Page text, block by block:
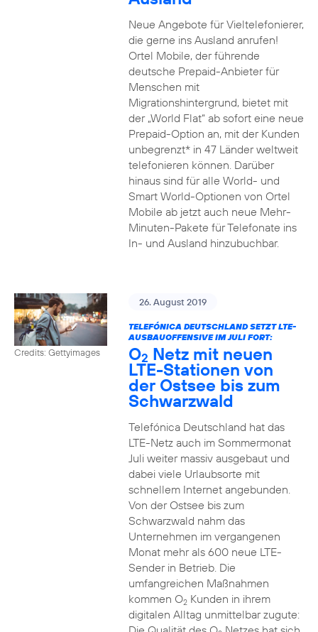
Neue Angebote für Vieltelefonierer,
die gerne ins Ausland anrufen!
Ortel Mobile, der führende
deutsche Prepaid-Anbieter für
Menschen mit
Migrationshintergrund, bietet mit
der „World Flat“ ab sofort eine neue
Prepaid-Option an, mit der Kunden
unbegrenzt* in 47 Länder weltweit
telefonieren können. Darüber
hinaus sind für alle World- und
Smart World-Optionen von Ortel
Mobile ab jetzt auch neue Mehr-
Minuten-Pakete für Telefonate ins
In- und Ausland hinzubuchbar.
Credits: Gettyimages
26. August 2019
TELEFÓNICA DEUTSCHLAND SETZT LTE-
AUSBAUOFFENSIVE IM JULI FORT:
O2 Netz mit neuen
LTE-Stationen von
der Ostsee bis zum
Schwarzwald
Telefónica Deutschland hat das
LTE-Netz auch im Sommermonat
Juli weiter massiv ausgebaut und
dabei viele Urlaubsorte mit
schnellem Internet angebunden.
Von der Ostsee bis zum
Schwarzwald nahm das
Unternehmen im vergangenen
Monat mehr als 600 neue LTE-
Sender in Betrieb. Die
umfangreichen Maßnahmen
kommen O2Kunden in ihrem
digitalen Alltag unmittelbar zugute: